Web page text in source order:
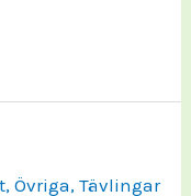
,Övriga,Tävlingar